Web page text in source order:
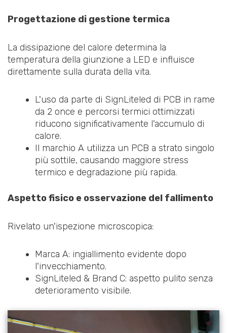
Progettazione di gestione termica
La dissipazione del calore determina la
temperatura della giunzione a LED e influisce
direttamente sulla durata della vita.
L'uso da parte di SignLiteled di PCB in rame
da 2 once e percorsi termici ottimizzati
riducono significativamente l'accumulo di
calore.
Il marchio A utilizza un PCB a strato singolo
più sottile, causando maggiore stress
termico e degradazione più rapida.
Aspetto fisico e osservazione del fallimento
Rivelato un'ispezione microscopica:
Marca A: ingiallimento evidente dopo
l'invecchiamento.
SignLiteled & Brand C: aspetto pulito senza
deterioramento visibile.